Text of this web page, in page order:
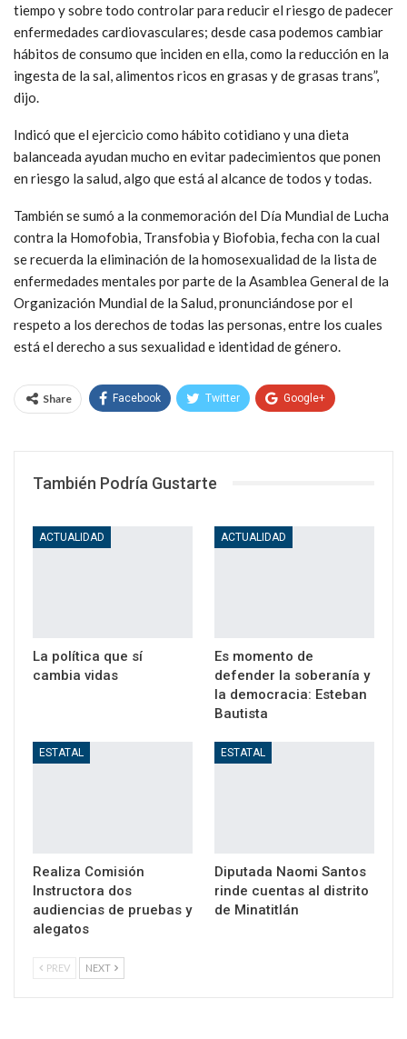
tiempo y sobre todo controlar para reducir el riesgo de padecer
enfermedades cardiovasculares; desde casa podemos cambiar
hábitos de consumo que inciden en ella, como la reducción en la
ingesta de la sal, alimentos ricos en grasas y de grasas trans”,
dijo.
Indicó que el ejercicio como hábito cotidiano y una dieta
balanceada ayudan mucho en evitar padecimientos que ponen
en riesgo la salud, algo que está al alcance de todos y todas.
También se sumó a la conmemoración del Día Mundial de Lucha
contra la Homofobia, Transfobia y Biofobia, fecha con la cual
se recuerda la eliminación de la homosexualidad de la lista de
enfermedades mentales por parte de la Asamblea General de la
Organización Mundial de la Salud, pronunciándose por el
respeto a los derechos de todas las personas, entre los cuales
está el derecho a sus sexualidad e identidad de género.
Share Facebook Twitter Google+
También Podría Gustarte
ACTUALIDAD
La política que sí
cambia vidas
ACTUALIDAD
Es momento de
defender la soberanía y
la democracia: Esteban
Bautista
ESTATAL
Realiza Comisión
Instructora dos
audiencias de pruebas y
alegatos
ESTATAL
Diputada Naomi Santos
rinde cuentas al distrito
de Minatitlán
PREV NEXT